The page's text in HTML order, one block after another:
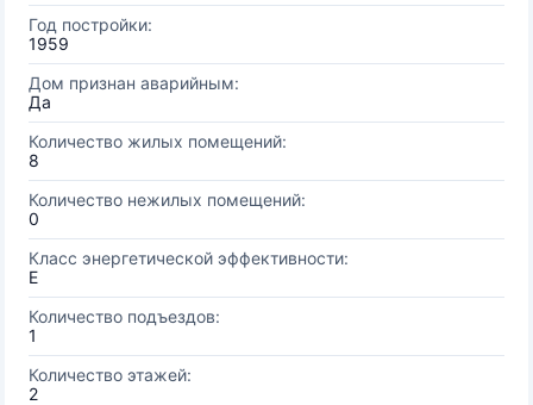
Год постройки:
1959
Дом признан аварийным:
Да
Количество жилых помещений:
8
Количество нежилых помещений:
0
Класс энергетической эффективности:
E
Количество подъездов:
1
Количество этажей:
2